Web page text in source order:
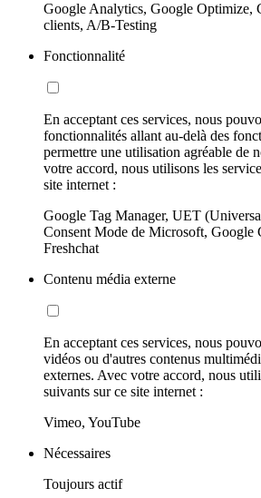
Google Analytics, Google Optimize,
clients, A/B-Testing
Fonctionnalité
En acceptant ces services, nous
fonctionnalités allant au-delà des
permettre une utilisation agréable de
votre accord, nous utilisons les
site internet :
Google Tag Manager, UET
Consent Mode de Microsoft, Google
Freshchat
Contenu média externe
En acceptant ces services, nous
vidéos ou d'autres contenus
externes. Avec votre accord, nous
suivants sur ce site internet :
Vimeo, YouTube
Nécessaires
Toujours actif